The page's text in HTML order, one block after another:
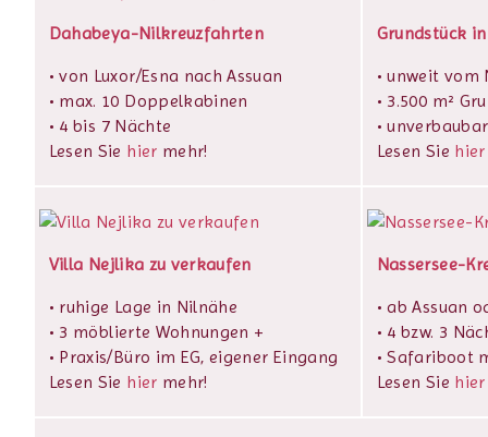
Dahabeya-Nilkreuzfahrten
• von Luxor/Esna nach Assuan
• max. 10 Doppelkabinen
• 4 bis 7 Nächte
Lesen Sie hier mehr!
Grundstück
• unweit vom
• 3.500 m²
•
Lesen Sie hier
Villa Nejlika zu verkaufen
• ruhige Lage in Nilnähe
• 3 möblierte Wohnungen +
• Praxis/Büro im EG, eigener Eingang
Lesen Sie hier mehr!
Nassersee-
• ab Assuan
• 4 bzw. 3
• Safariboot
Lesen Sie hier